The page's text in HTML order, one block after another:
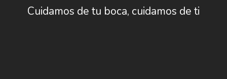
Cuidamos de tu boca, cuidamos de ti